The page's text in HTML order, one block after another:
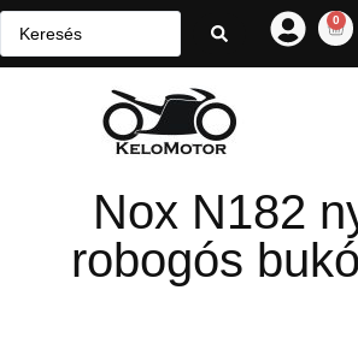
0
Nox N182
robogós